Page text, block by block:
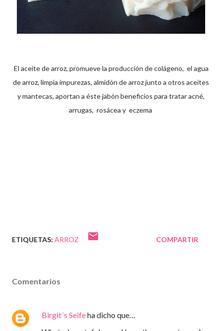
El aceite de arroz, promueve la producción de colágeno, el agua
de arroz, limpia impurezas, almidón de arroz junto a otros aceites
y mantecas, aportan a éste jabón beneficios para tratar acné,
arrugas, rosácea y eczema
ETIQUETAS: ARROZ COMPARTIR
Comentarios
Birgit´s Seifeha dicho que…